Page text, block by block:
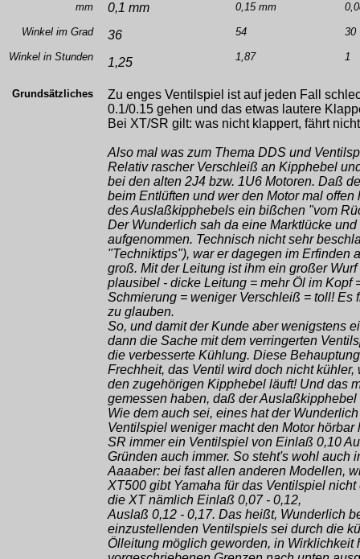
mm
Winkel im Grad
Winkel in Stunden
0,1 mm
36
1,25
0,15 mm
54
1,87
30
1
Grundsätzliches
Zu enges Ventilspiel ist auf jeden Fall
0.1/0.15 gehen und das etwas lautere
Bei XT/SR gilt: was nicht klappert, fährt
Also mal was zum Thema DDS und
Relativ rascher Verschleiß an Kipphebel
bei den alten 2J4 bzw. 1U6 Motoren. Daß
beim Entlüften und wer den Motor mal
des Auslaßkipphebels ein bißchen "vom
Der Wunderlich sah da eine Marktlücke
aufgenommen. Technisch nicht sehr
"Techniktips"), war er dagegen im Erfinden
groß. Mit der Leitung ist ihm ein großer
plausibel - dicke Leitung = mehr Öl im Kopf
Schmierung = weniger Verschleiß = toll!
zu glauben.
So, und damit der Kunde aber wenigstens
dann die Sache mit dem verringerten
die verbesserte Kühlung. Diese
Frechheit, das Ventil wird doch nicht
den zugehörigen Kipphebel läuft! Und das
gemessen haben, daß der
Wie dem auch sei, eines hat der
Ventilspiel weniger macht den Motor
SR immer ein Ventilspiel von Einlaß 0,10
Gründen auch immer. So steht's wohl auch
Aaaaber: bei fast allen anderen Modellen,
XT500 gibt Yamaha für das Ventilspiel
die XT nämlich Einlaß 0,07 - 0,12,
Auslaß 0,12 - 0,17. Das heißt, Wunderlich
einzustellenden Ventilspiels sei durch die
Ölleitung möglich geworden, in Wirklichkeit